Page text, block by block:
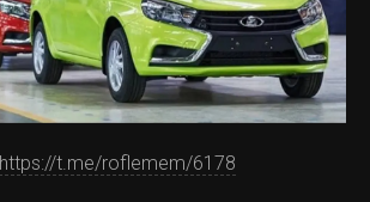
https://t.me/roflemem/6178